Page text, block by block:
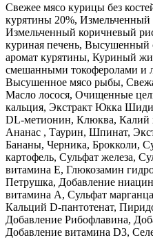
Свежее мясо курицы без
курятины 20%,
Измельченный коричневый
куриная печень,
аромат курятины, Куриный
смешанными токоферолами и
Высушенное мясо рыбы,
Масло лосося, Очищенные
кальция, Экстракт Юкка
DL-метионин, Клюква, Калий
Ананас , Таурин, Шпинат,
Бананы, Черника, Брокколи,
картофель, Сульфат железа,
витамина E, Глюкозамин
Петрушка, Добавление
витамина A, Сульфат
Кальций D-пантотенат,
Добавление Рибофлавина,
Добавление витамина D3,